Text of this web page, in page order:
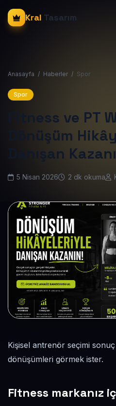
Kral Tasarım
Anasayfa / Haberler / Spor
Spor
Fitness ve PT
Dönüşüm
Danışan
5 Nisan 2026 2 dk okuma
Kişisel antrenör seçimi sonuç
dönüşümleri görmek ister.
Fitness markanız